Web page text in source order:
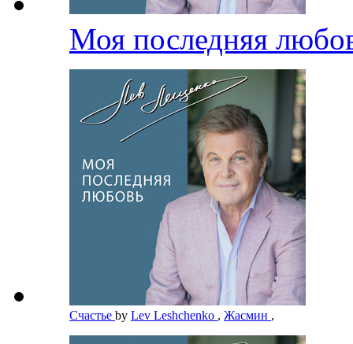
Моя последняя
Счастье by Lev Leshchenko , Жасмин ,